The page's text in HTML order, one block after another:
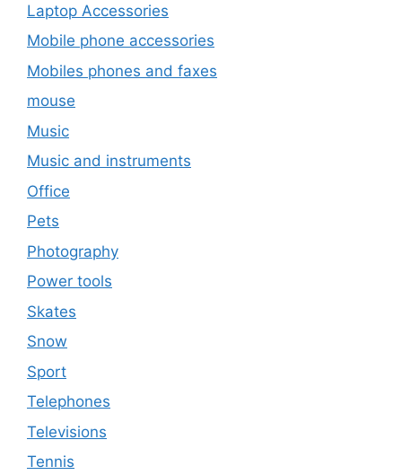
Laptop Accessories
Mobile phone accessories
Mobiles phones and faxes
mouse
Music
Music and instruments
Office
Pets
Photography
Power tools
Skates
Snow
Sport
Telephones
Televisions
Tennis